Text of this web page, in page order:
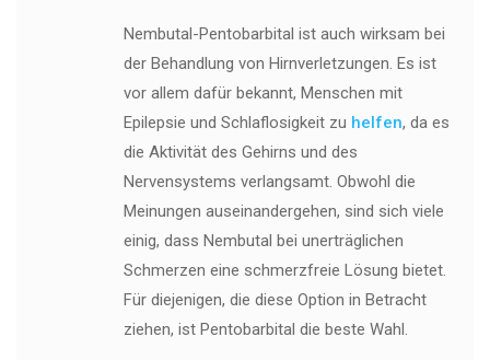
Nembutal-Pentobarbital ist auch wirksam bei
der Behandlung von Hirnverletzungen. Es ist
vor allem dafür bekannt, Menschen mit
Epilepsie und Schlaflosigkeit zu helfen, da es
die Aktivität des Gehirns und des
Nervensystems verlangsamt. Obwohl die
Meinungen auseinandergehen, sind sich viele
einig, dass Nembutal bei unerträglichen
Schmerzen eine schmerzfreie Lösung bietet.
Für diejenigen, die diese Option in Betracht
ziehen, ist Pentobarbital die beste Wahl.